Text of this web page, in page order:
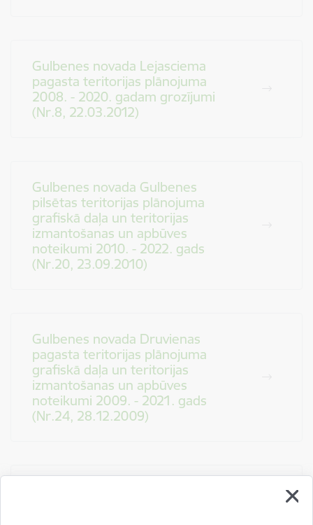
Gulbenes novada Lejasciema
pagasta teritorijas plānojuma
2008. - 2020. gadam grozījumi
(Nr.8, 22.03.2012)
Gulbenes novada Gulbenes
pilsētas teritorijas plānojuma
grafiskā daļa un teritorijas
izmantošanas un apbūves
noteikumi 2010. - 2022. gads
(Nr.20, 23.09.2010)
Gulbenes novada Druvienas
pagasta teritorijas plānojuma
grafiskā daļa un teritorijas
izmantošanas un apbūves
noteikumi 2009. - 2021. gads
(Nr.24, 28.12.2009)